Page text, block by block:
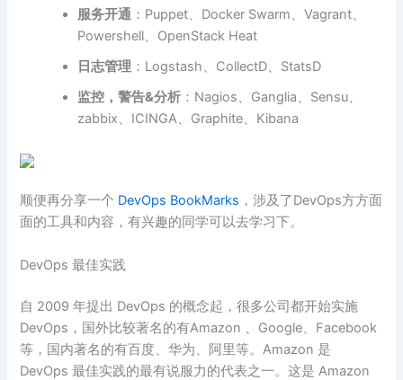
服务开通 ：Puppet、Docker Swarm、Vagrant、
Powershell、OpenStack Heat
日志管理 ：Logstash、CollectD、StatsD
监控，警告&分析 ：Nagios、Ganglia、Sensu、
zabbix、ICINGA、Graphite、Kibana
顺便再分享一个 DevOps BookMarks ，涉及了DevOps方方面
面的工具和内容，有兴趣的同学可以去学习下。
DevOps 最佳实践
自 2009 年提出 DevOps 的概念起，很多公司都开始实施
DevOps，国外比较著名的有Amazon 、Google、Facebook
等，国内著名的有百度、华为、阿里等。Amazon 是
DevOps 最佳实践的最有说服力的代表之一。这是 Amazon